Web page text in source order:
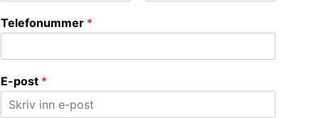
iTelefonummer *
E-post *